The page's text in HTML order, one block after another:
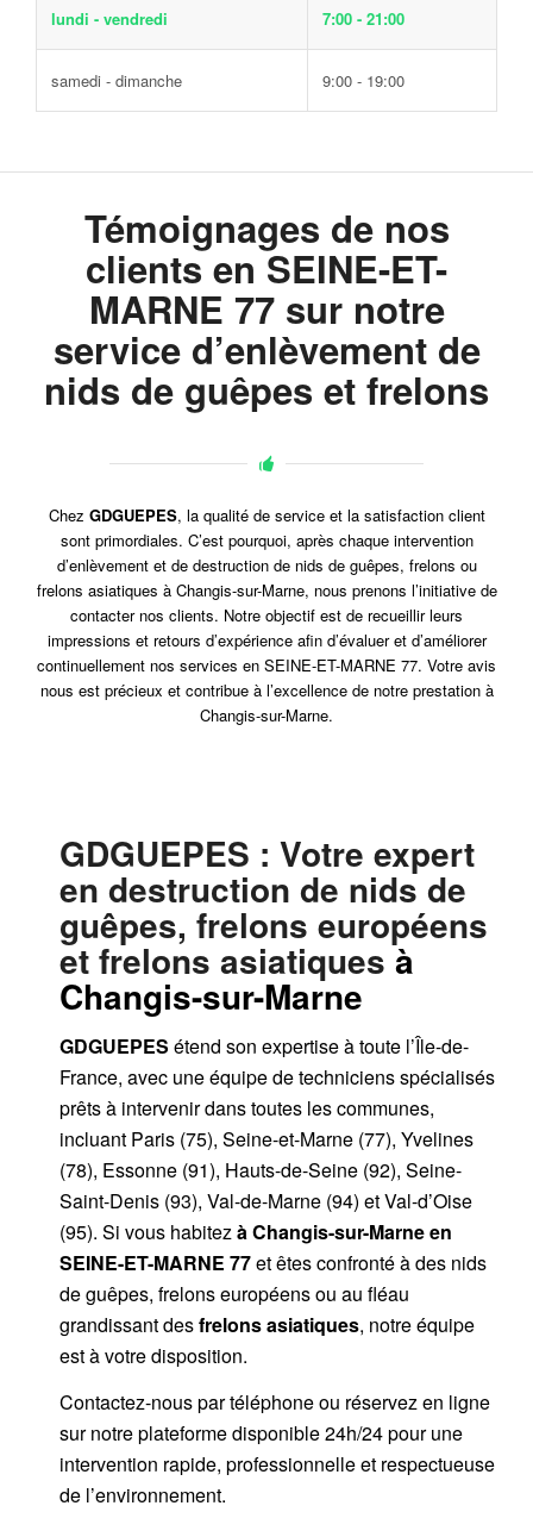
lundi - vendredi 7:00 - 21:00
samedi - dimanche 9:00 - 19:00
Témoignages de nos
clients en SEINE-ET-
MARNE 77 sur notre
service d’enlèvement de
nids de guêpes et frelons
Chez GDGUEPES, la qualité de service et la satisfaction client
sont primordiales. C’est pourquoi, après chaque intervention
d’enlèvement et de destruction de nids de guêpes, frelons ou
frelons asiatiques à Changis-sur-Marne, nous prenons l’initiative de
contacter nos clients. Notre objectif est de recueillir leurs
impressions et retours d’expérience afin d’évaluer et d’améliorer
continuellement nos services en SEINE-ET-MARNE 77. Votre avis
nous est précieux et contribue à l’excellence de notre prestation à
Changis-sur-Marne.
GDGUEPES : Votre expert
en destruction de nids de
guêpes, frelons européens
et frelons asiatiquesà
Changis-sur-Marne
GDGUEPES étend son expertise à toute l’Île-de-
France, avec une équipe de techniciens spécialisés
prêts à intervenir dans toutes les communes,
incluant Paris (75), Seine-et-Marne (77), Yvelines
(78), Essonne (91), Hauts-de-Seine (92), Seine-
Saint-Denis (93), Val-de-Marne (94) et Val-d’Oise
(95). Si vous habitez à Changis-sur-Marneen
SEINE-ET-MARNE 77et êtes confronté à des nids
de guêpes, frelons européens ou au fléau
grandissant desfrelons asiatiques, notre équipe
est à votre disposition.
Contactez-nous partéléphoneou réservez en ligne
sur notre plateforme disponible 24h/24pour une
intervention rapide, professionnelle et respectueuse
de l’environnement.